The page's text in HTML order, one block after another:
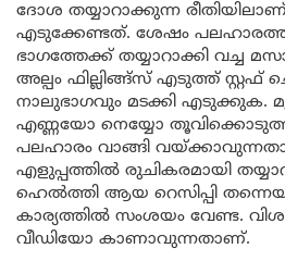
ദോശ തയ്യാറാക്കുന്ന
എടുക്കേണ്ടത്. ശേഷം
ഭാഗത്തേക്ക് തയ്യാറാക്കി വച്ച
അല്പം ഫില്ലിങ്ങ്സ് എടുത്ത് സ്റ്റഫ്
നാലുഭാഗവും മടക്കി എടുക്കുക.
എണ്ണയോ നെയ്യോ തൂവിക്കൊടുത്ത്
പലഹാരം വാങ്ങി
എളുപ്പത്തിൽ രുചികരമായി
ഹെൽത്തി ആയ റെസിപ്പി
കാര്യത്തിൽ സംശയം വേണ്ട.
വീഡിയോ കാണാവുന്നതാണ്.